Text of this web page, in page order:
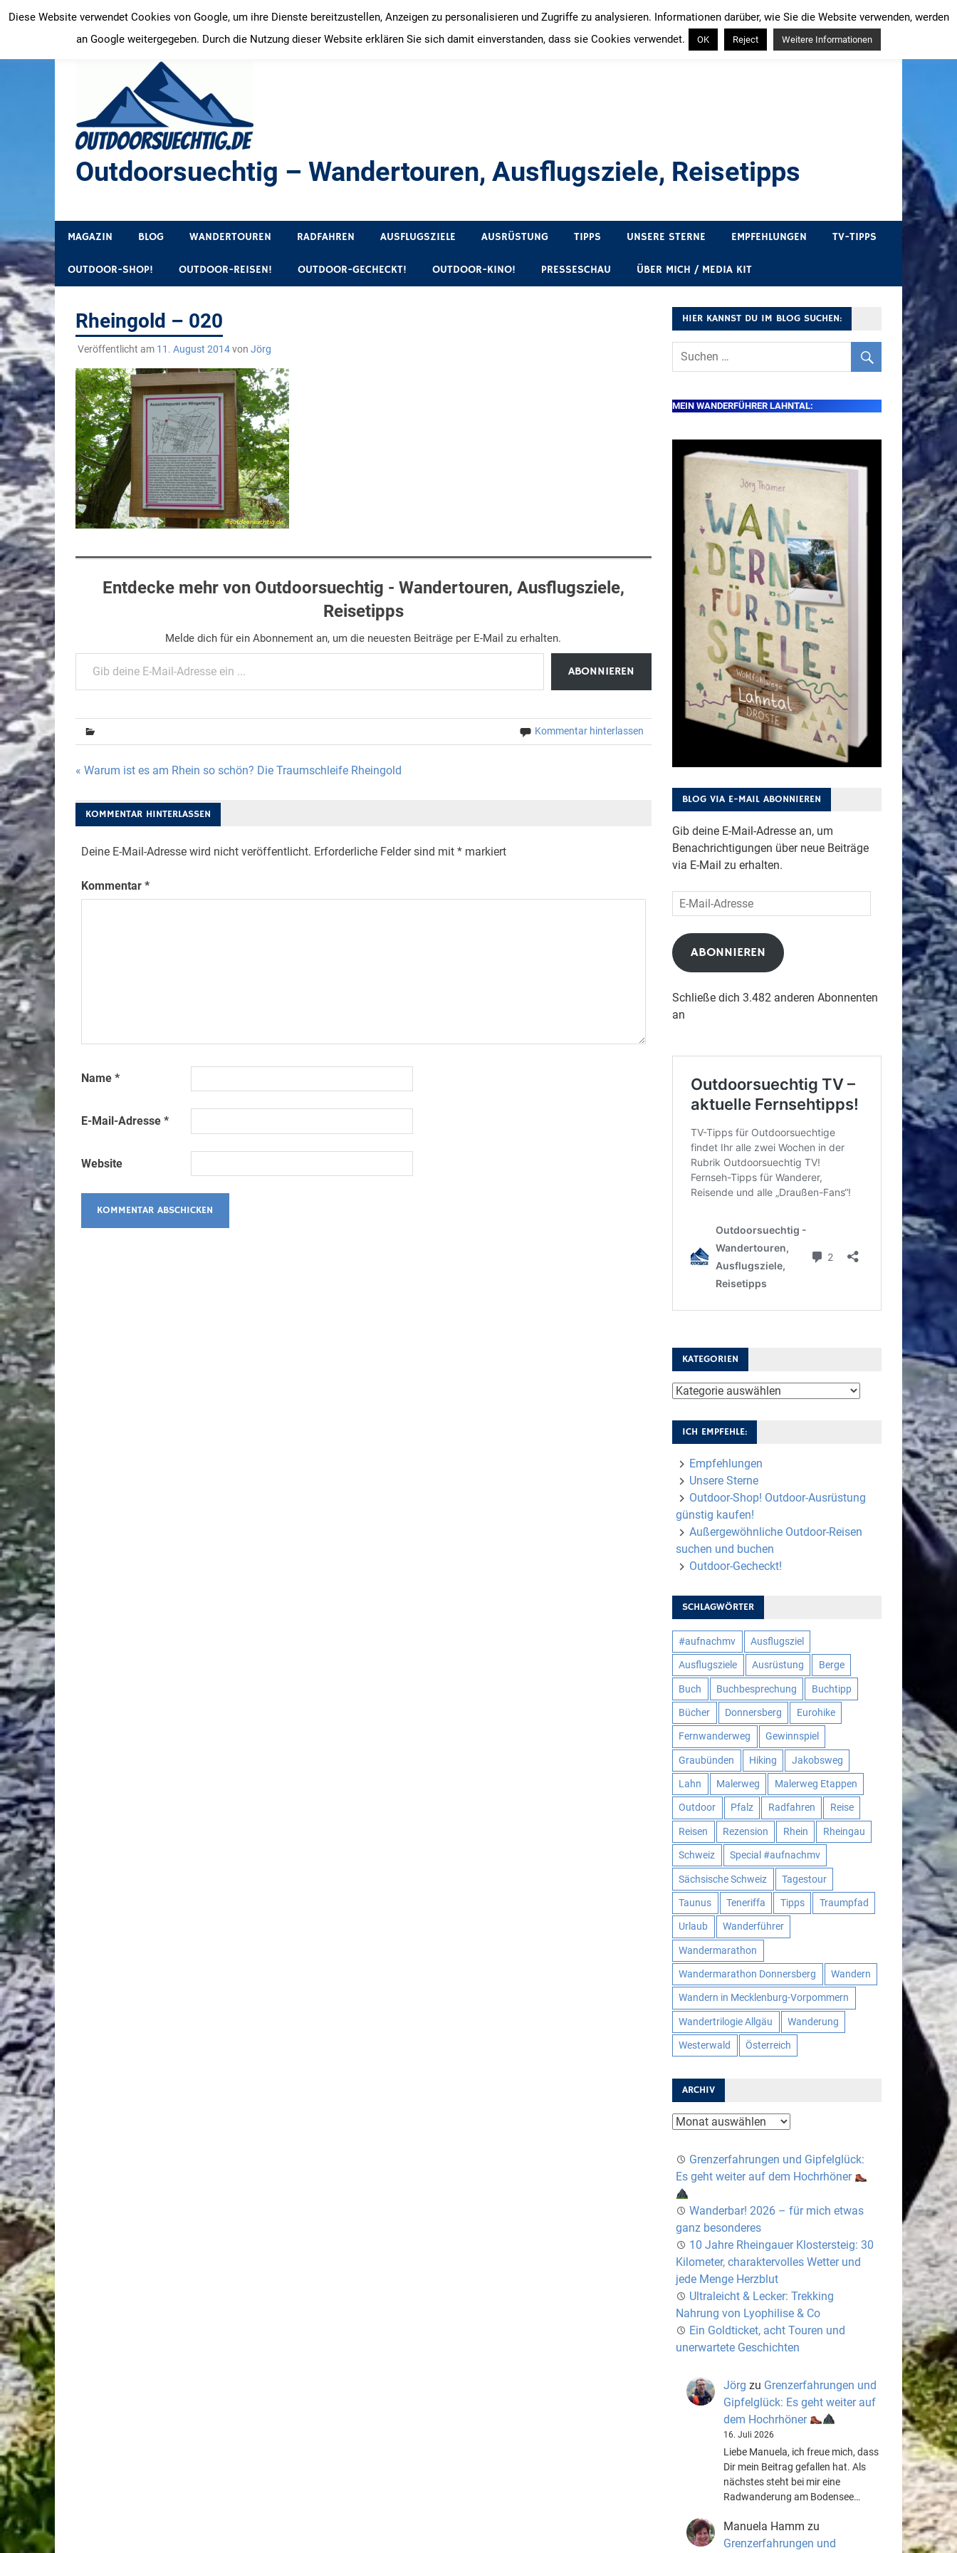
Inhalt
springen
Outdoorsuechtig – Wandertouren, Ausflugsziele, Reisetipps
MAGAZIN BLOG WANDERTOUREN RADFAHREN AUSFLUGSZIELE AUSRÜSTUNG TIPPS UNSERE STERNE EMPFEHLUNGEN TV-TIPPS
OUTDOOR-SHOP! OUTDOOR-REISEN! OUTDOOR-GECHECKT! OUTDOOR-KINO! PRESSESCHAU ÜBER MICH / MEDIA KIT
Rheingold – 020
Veröffentlicht am 11. August 2014von Jörg
Entdecke mehr von Outdoorsuechtig - Wandertouren, Ausflugsziele,
Reisetipps
Melde dich für ein Abonnement an, um die neuesten Beiträge per E-Mail zu erhalten.
Gib deine E-Mail-Adresse ein ...
ABONNIEREN
Kommentar hinterlassen
Beitragsnavigation
« Warum ist es am Rhein so schön? Die Traumschleife Rheingold
KOMMENTAR HINTERLASSEN
Deine E-Mail-Adresse wird nicht veröffentlicht. Erforderliche Felder sind mit *markiert
Kommentar *
Name *
E-Mail-Adresse *
Website
HIER KANNST DU IM BLOG SUCHEN:
MEIN WANDERFÜHRER LAHNTAL:
BLOG VIA E-MAIL ABONNIEREN
Gib deine E-Mail-Adresse an, um
Benachrichtigungen über neue Beiträge
via E-Mail zu erhalten.
E-
Mail-
Adresse
ABONNIEREN
Schließe dich 3.482 anderen Abonnenten
an
KATEGORIEN
Kategorien
ICH EMPFEHLE:
Empfehlungen
Unsere Sterne
Outdoor-Shop! Outdoor-Ausrüstung
günstig kaufen!
Außergewöhnliche Outdoor-Reisen
suchen und buchen
Outdoor-Gecheckt!
SCHLAGWÖRTER
#aufnachmv Ausflugsziel
Ausflugsziele Ausrüstung Berge
Buch Buchbesprechung Buchtipp
Bücher Donnersberg Eurohike
Fernwanderweg Gewinnspiel
Graubünden Hiking Jakobsweg
Lahn Malerweg Malerweg Etappen
Outdoor Pfalz Radfahren Reise
Reisen Rezension Rhein Rheingau
Schweiz Special #aufnachmv
Sächsische Schweiz Tagestour
Taunus Teneriffa Tipps Traumpfad
Urlaub Wanderführer
Wandermarathon
Wandermarathon Donnersberg Wandern
Wandern in Mecklenburg-Vorpommern
Wandertrilogie Allgäu Wanderung
Westerwald Österreich
ARCHIV
Archiv
Grenzerfahrungen und Gipfelglück:
Es geht weiter auf dem Hochrhöner
Wanderbar! 2026 – für mich etwas
ganz besonderes
10 Jahre Rheingauer Klostersteig: 30
Kilometer, charaktervolles Wetter und
jede Menge Herzblut
Ultraleicht & Lecker: Trekking
Nahrung von Lyophilise & Co
Ein Goldticket, acht Touren und
unerwartete Geschichten
Jörg zu Grenzerfahrungen und
Gipfelglück: Es geht weiter auf
dem Hochrhöner
16. Juli 2026
Liebe Manuela, ich freue mich, dass
Dir mein Beitrag gefallen hat. Als
nächstes steht bei mir eine
Radwanderung am Bodensee…
Manuela Hamm zu
Grenzerfahrungen und
Diese Website verwendet Cookies von Google, um ihre Dienste bereitzustellen, Anzeigen zu personalisieren und Zugriffe zu analysieren. Informationen darüber, wie Sie die Website verwenden, werden
an Google weitergegeben. Durch die Nutzung dieser Website erklären Sie sich damit einverstanden, dass sie Cookies verwendet.
OK Reject Weitere Informationen